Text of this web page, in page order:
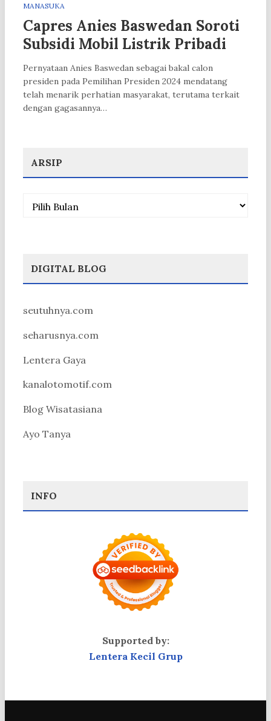
MANASUKA
Capres Anies Baswedan Soroti
Subsidi Mobil Listrik Pribadi
Pernyataan Anies Baswedan sebagai bakal calon
presiden pada Pemilihan Presiden 2024 mendatang
telah menarik perhatian masyarakat, terutama terkait
dengan gagasannya…
ARSIP
Arsip
DIGITAL BLOG
seutuhnya.com
seharusnya.com
Lentera Gaya
kanalotomotif.com
Blog Wisatasiana
Ayo Tanya
INFO
Supported by:
Lentera Kecil Grup